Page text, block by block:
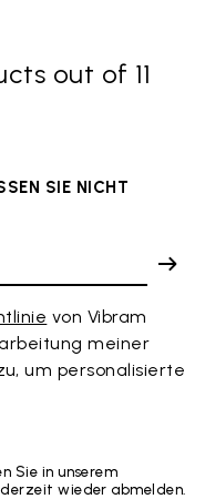
out of 11
SIE NICHT
von Vibram
meiner
um personalisierte
Sie in unserem
wieder abmelden.